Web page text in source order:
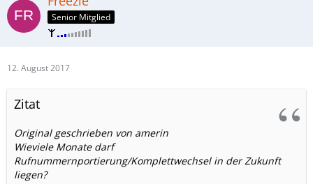
Senior Mitglied
12. August 2017
Zitat
Original geschrieben von amerin
Wieviele Monate darf
Rufnummernportierung/Komplettwechsel in der Zukunft
liegen?